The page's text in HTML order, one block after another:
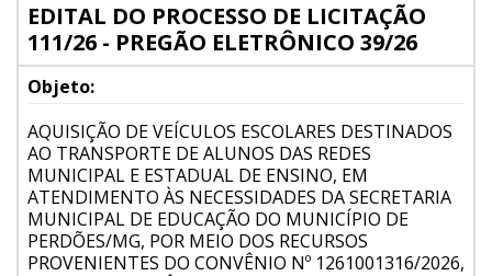
EDITAL DO PROCESSO DE LICITAÇÃO
111/26 - PREGÃO ELETRÔNICO 39/26
Objeto:
AQUISIÇÃO DE VEÍCULOS ESCOLARES DESTINADOS
AO TRANSPORTE DE ALUNOS DAS REDES
MUNICIPAL E ESTADUAL DE ENSINO, EM
ATENDIMENTO ÀS NECESSIDADES DA SECRETARIA
MUNICIPAL DE EDUCAÇÃO DO MUNICÍPIO DE
PERDÕES/MG, POR MEIO DOS RECURSOS
PROVENIENTES DO CONVÊNIO Nº 1261001316/2026,